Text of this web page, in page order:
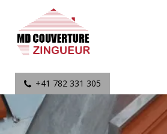
+41 782 331 305